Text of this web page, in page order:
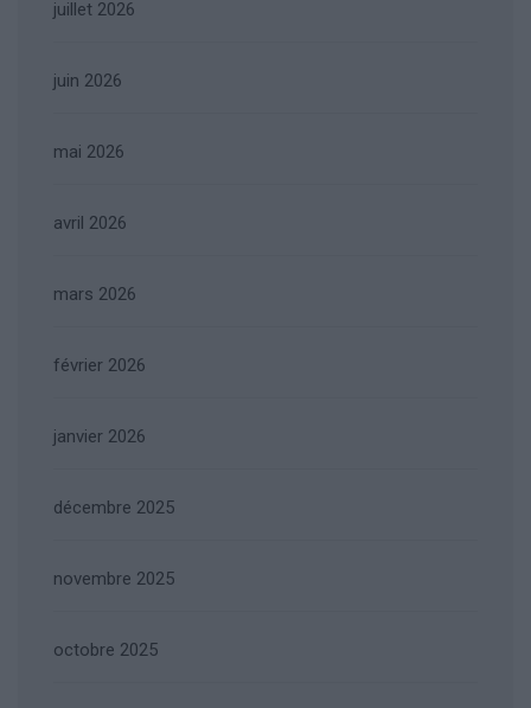
juillet 2026
juin 2026
mai 2026
avril 2026
mars 2026
février 2026
janvier 2026
décembre 2025
novembre 2025
octobre 2025